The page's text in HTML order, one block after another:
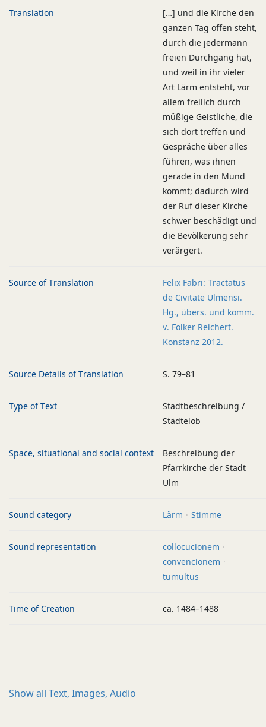
Translation
[…] und die Kirche den
ganzen Tag offen steht,
durch die jedermann
freien Durchgang hat,
und weil in ihr vieler
Art Lärm entsteht, vor
allem freilich durch
müßige Geistliche, die
sich dort treffen und
Gespräche über alles
führen, was ihnen
gerade in den Mund
kommt; dadurch wird
der Ruf dieser Kirche
schwer beschädigt und
die Bevölkerung sehr
verärgert.
Source of Translation
Felix Fabri: Tractatus
de Civitate Ulmensi.
Hg., übers. und komm.
v. Folker Reichert.
Konstanz 2012.
Source Details of Translation S. 79–81
Type of Text
Stadtbeschreibung /
Städtelob
Space, situational and social context
Beschreibung der
Pfarrkirche der Stadt
Ulm
Sound category Lärm Stimme
Sound representation
collocucionem
convencionem
tumultus
Time of Creation ca. 1484–1488
Show all Text, Images, Audio